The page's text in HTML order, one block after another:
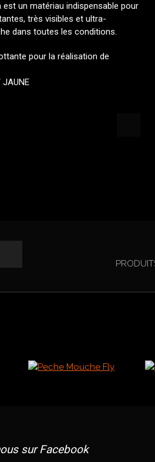
un matériau indispensable pour
très visibles et ultra-
dans toutes les conditions.
pour la réalisation de
JAUNE
sur Facebook